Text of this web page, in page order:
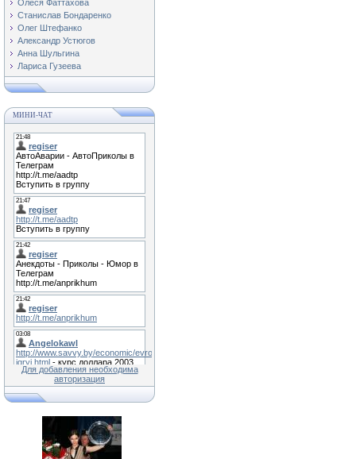
Олеся Фаттахова
Станислав Бондаренко
Олег Штефанко
Александр Устюгов
Анна Шульгина
Лариса Гузеева
МИНИ-ЧАТ
Для добавления необходима
авторизация